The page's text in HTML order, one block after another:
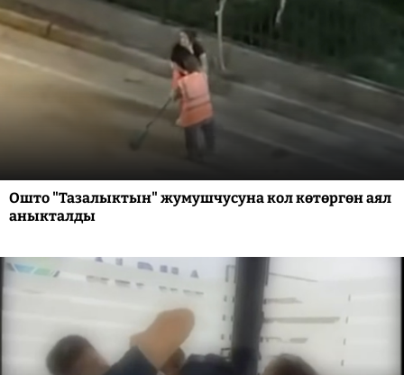
Ошто "Тазалыктын" жумушчусуна кол көтөргөн аял
аныкталды